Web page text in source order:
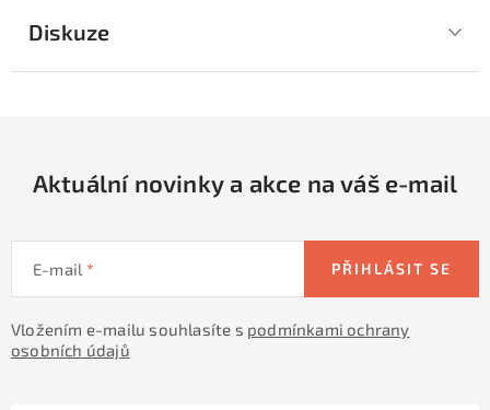
Diskuze
Aktuální novinky a akce na váš e-mail
E-mail
Vložením e-mailu souhlasíte s podmínkami ochrany
osobních údajů
PŘIHLÁSIT SE